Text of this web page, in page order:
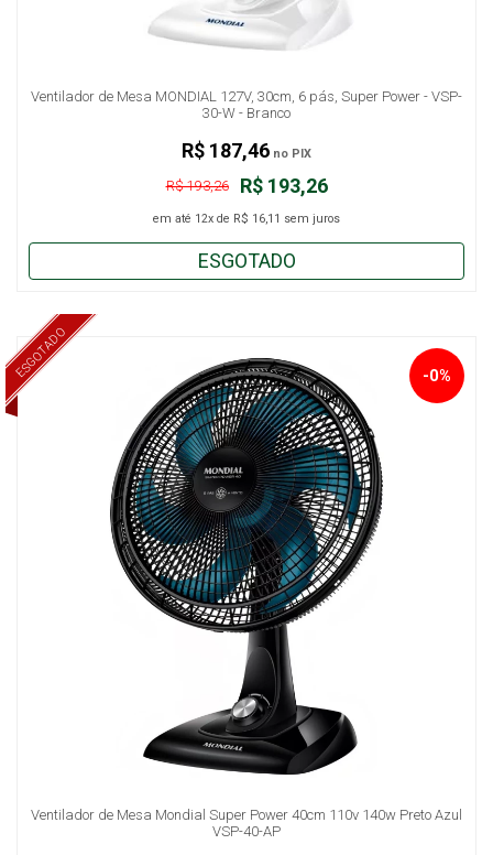
Ventilador de Mesa MONDIAL 127V, 30cm, 6 pás, Super Power - VSP-
30-W - Branco
R$ 193,26
R$ 193,26
em até 12x de R$ 16,11 sem juros
R$ 187,46 no PIX
ESGOTADO
ESGOTADO
Ventilador de Mesa Mondial Super Power 40cm 110v 140w Preto Azul
VSP-40-AP
-0%